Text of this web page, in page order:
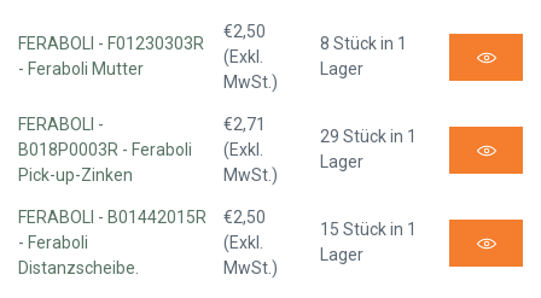
FERABOLI - F01230303R
- Feraboli Mutter
€2,50
(Exkl.
MwSt.)
8 Stück in 1
Lager
FERABOLI -
B018P0003R - Feraboli
Pick-up-Zinken
€2,71
(Exkl.
MwSt.)
29 Stück in 1
Lager
FERABOLI - B01442015R
- Feraboli
Distanzscheibe.
€2,50
(Exkl.
MwSt.)
15 Stück in 1
Lager